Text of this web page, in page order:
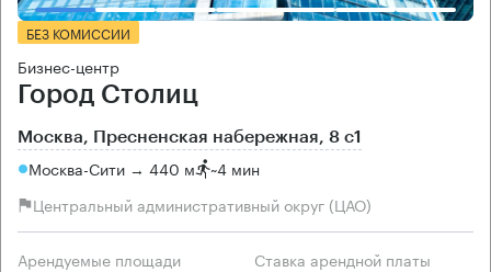
БЕЗ КОМИССИИ
Бизнес-центр
Город Столиц
Москва, Пресненская набережная, 8 с1
Москва-Сити → 440 м ~4 мин
Центральный административный округ (ЦАО)
Арендуемые площади Ставка арендной платы